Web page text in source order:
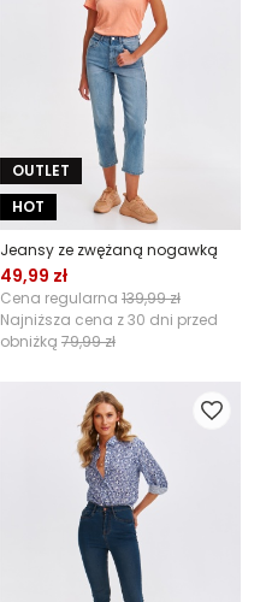
OUTLET
HOT
Jeansy ze zwężaną nogawką
49,99 zł
Cena regularna 139,99 zł
Najniższa cena z 30 dni przed
obniżką 79,99 zł